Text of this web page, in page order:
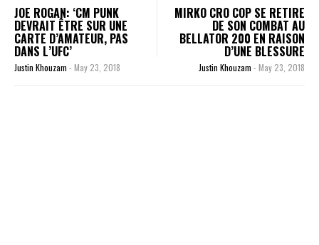
JOE ROGAN: ‘CM PUNK
DEVRAIT ÊTRE SUR UNE
CARTE D’AMATEUR, PAS
DANS L’UFC’
Justin Khouzam - May 23, 2018
MIRKO CRO COP SE RETIRE
DE SON COMBAT AU
BELLATOR 200 EN RAISON
D’UNE BLESSURE
Justin Khouzam - May 23, 2018